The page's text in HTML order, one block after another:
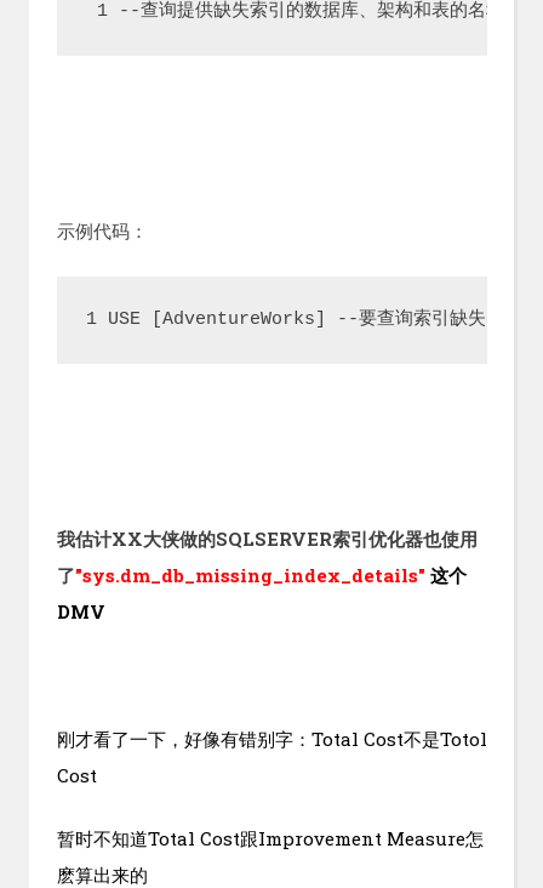
1 --查询提供缺失索引的数据库、架构和表的名
示例代码：
1 USE [AdventureWorks] --要查询索引缺失的
我估计XX大侠做的SQLSERVER索引优化器也使用
了"sys.dm_db_missing_index_details" 这个
DMV
刚才看了一下，好像有错别字：Total Cost不是Totol
Cost
暂时不知道Total Cost跟Improvement Measure怎
麽算出来的